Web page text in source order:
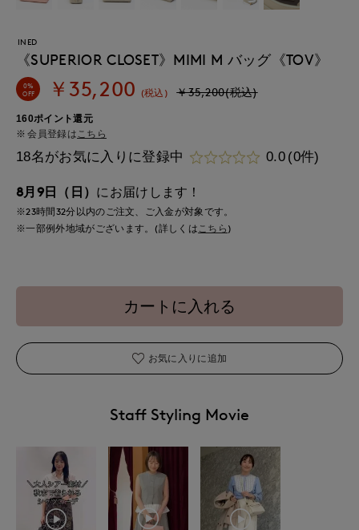
INED
《SUPERIOR CLOSET》MIMI M バッグ《TOV》
0%
OFF ￥35,200 (税込) ￥35,200(税込)
160ポイント還元
会員登録は こちら
18名がお気に入りに登録中 0.0 (0件)
8月9日（日） にお届けします！
※23時間32分以内のご注文、ご入金が対象です。
※一部例外地域がございます。(詳しくはこちら )
カートに入れる
お気に入りに追加
Staff Styling Movie